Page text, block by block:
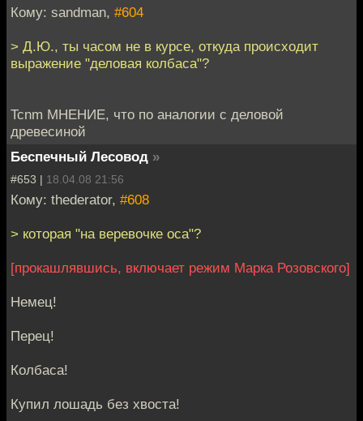
Кому: sandman, #604
> Д.Ю., ты часом не в курсе, откуда происходит
выражение "деловая колбаса"?
Tcnm МНЕНИЕ, что по аналогии с деловой
древесиной
Беспечный Лесовод »
#653 | 18.04.08 21:56
Кому: thederator, #608
> которая "на веревочке оса"?
[прокашлявшись, включает режим Марка Розовского]
Немец!
Перец!
Колбаса!
Купил лошадь без хвоста!